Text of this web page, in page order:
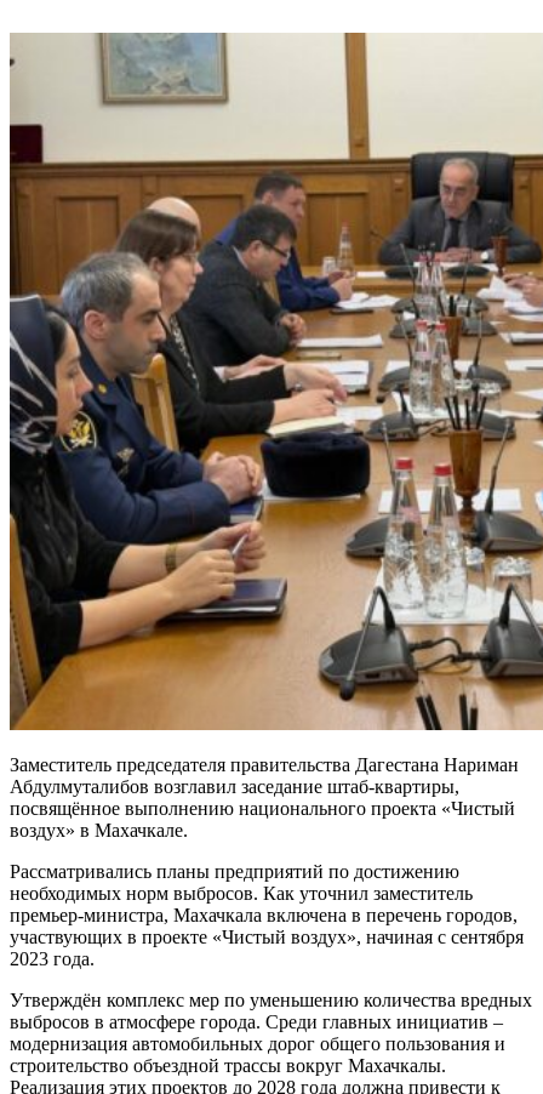
Заместитель председателя правительства Дагестана Нариман
Абдулмуталибов возглавил заседание штаб-квартиры,
посвящённое выполнению национального проекта «Чистый
воздух» в Махачкале.
Рассматривались планы предприятий по достижению
необходимых норм выбросов. Как уточнил заместитель
премьер-министра, Махачкала включена в перечень городов,
участвующих в проекте «Чистый воздух», начиная с сентября
2023 года.
Утверждён комплекс мер по уменьшению количества вредных
выбросов в атмосфере города. Среди главных инициатив –
модернизация автомобильных дорог общего пользования и
строительство объездной трассы вокруг Махачкалы.
Реализация этих проектов до 2028 года должна привести к